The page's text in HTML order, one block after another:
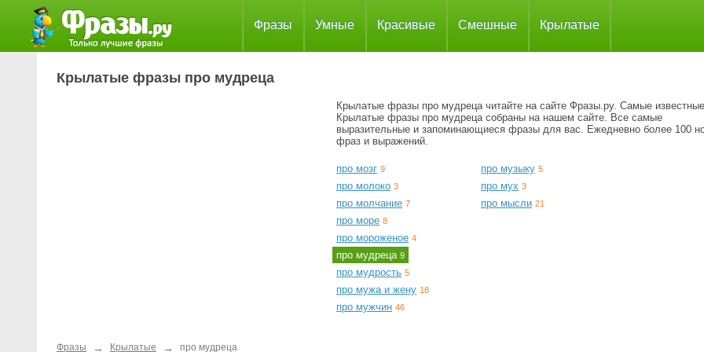
Фразы Умные Красивые Смешные Крылатые
Крылатые фразы про мудреца
Крылатые фразы про мудреца читайте на сайте Фразы.ру. Самые известные
Крылатые фразы про мудреца собраны на нашем сайте. Все самые
выразительные и запоминающиеся фразы для вас. Ежедневно более 100
фраз и выражений.
про мозг 9
про молоко 3
про молчание 7
про море 8
про мороженое 4
про мудреца 9
про мудрость 5
про мужа и жену 18
про мужчин 46
про музыку 5
про мух 3
про мысли 21
Фразы → Крылатые → про мудреца